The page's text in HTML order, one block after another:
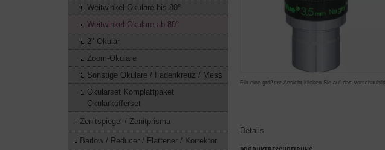
Für eine größere Ansicht klicken Sie auf das Vorschaubild
Details
Weitwinkel-Okulare bis 80°
Weitwinkel-Okulare ab 80°
2" Okular
Zoom-Okulare
Sonstige Okulare / Fadenkreuz / Mess
Okularset Komplattpaket
Okularkofferset
Zenitspiegel / Zenitprisma
Barlow / Reducer / Flattener / Korrektor